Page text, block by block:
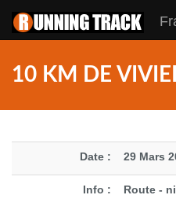
10 KM DE
Date : 29 Mars
Info : Route -